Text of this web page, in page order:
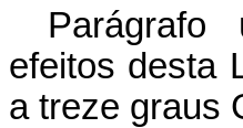
Parágrafo
efeitos desta
a treze graus